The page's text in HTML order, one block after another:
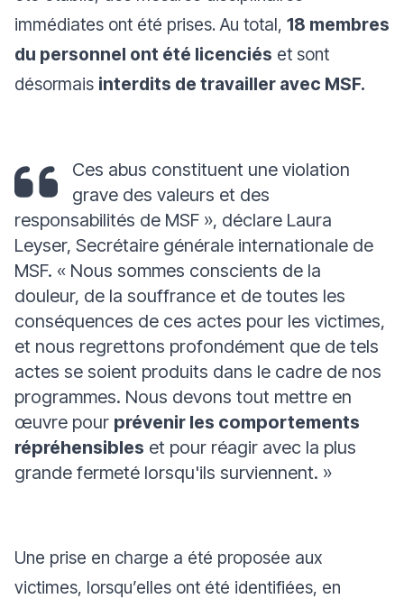
immédiates ont été prises. Au total, 18 membres
du personnel ont été licenciés et sont
désormais interdits de travailler avec MSF.
Ces abus constituent une violation
grave des valeurs et des
responsabilités de MSF », déclare Laura
Leyser, Secrétaire générale internationale de
MSF. « Nous sommes conscients de la
douleur, de la souffrance et de toutes les
conséquences de ces actes pour les victimes,
et nous regrettons profondément que de tels
actes se soient produits dans le cadre de nos
programmes. Nous devons tout mettre en
œuvre pour prévenir les comportements
répréhensibles et pour réagir avec la plus
grande fermeté lorsqu'ils surviennent. »
Une prise en charge a été proposée aux
victimes, lorsqu’elles ont été identifiées, en